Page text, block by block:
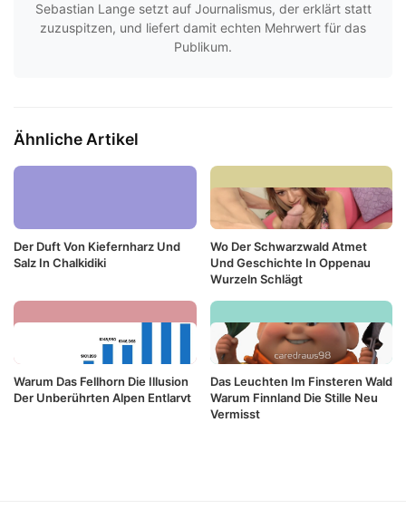
Sebastian Lange setzt auf Journalismus, der erklärt statt
zuzuspitzen, und liefert damit echten Mehrwert für das
Publikum.
Ähnliche Artikel
Der Duft Von Kiefernharz Und
Salz In Chalkidiki
Wo Der Schwarzwald Atmet
Und Geschichte In Oppenau
Wurzeln Schlägt
Warum Das Fellhorn Die Illusion
Der Unberührten Alpen Entlarvt
Das Leuchten Im Finsteren Wald
Warum Finnland Die Stille Neu
Vermisst